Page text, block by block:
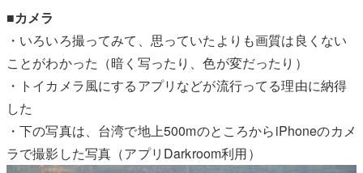
■カメラ
・いろいろ撮ってみて、思っていたよりも画質は良くない
ことがわかった（暗く写ったり、色が変だったり）
・トイカメラ風にするアプリなどが流行ってる理由に納得
した
・下の写真は、台湾で地上500mのところからiPhoneのカメ
ラで撮影した写真（アプリDarkroom利用）